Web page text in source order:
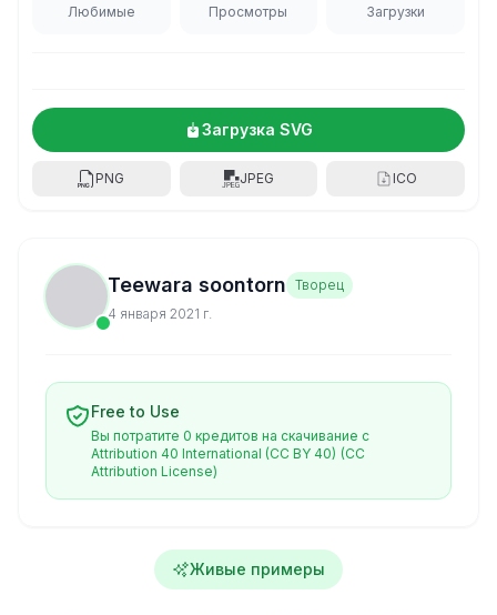
Любимые Просмотры Загрузки
Загрузка SVG
PNG JPEG ICO
Teewara soontorn Творец
4 января 2021 г.
Free to Use
Вы потратите 0 кредитов на скачивание с
Attribution 40 International (CC BY 40) (CC
Attribution License)
Живые примеры